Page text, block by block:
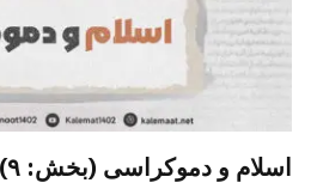
اسلام و دموکراسی (بخش: ۹)